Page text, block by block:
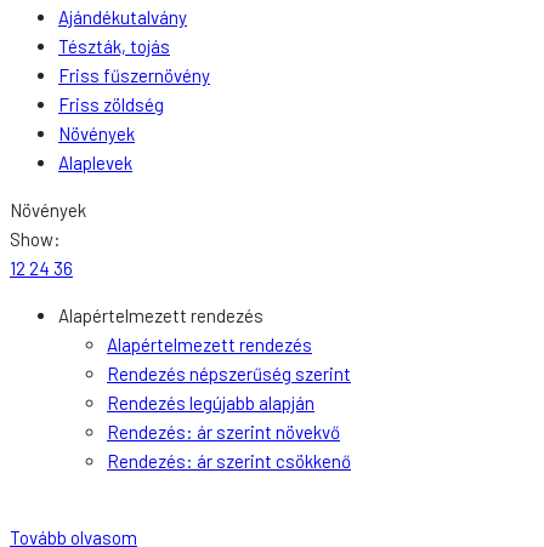
Ajándékutalvány
Tészták, tojás
Friss fűszernövény
Friss zöldség
Növények
Alaplevek
Növények
Show:
12 24 36
Alapértelmezett rendezés
Alapértelmezett rendezés
Rendezés népszerűség szerint
Rendezés legújabb alapján
Rendezés: ár szerint növekvő
Rendezés: ár szerint csökkenő
Tovább olvasom